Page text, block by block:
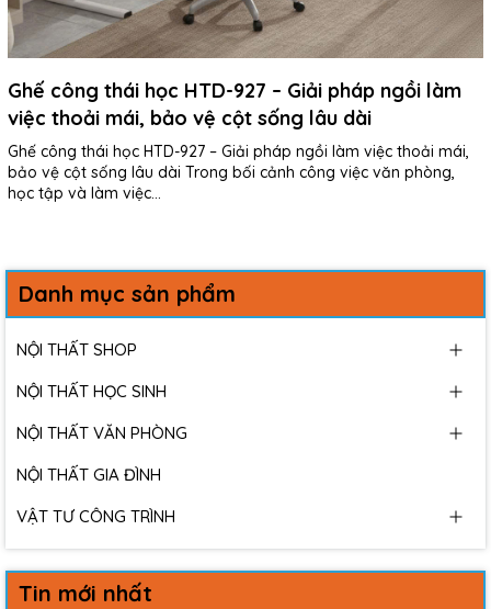
Ghế công thái học HTD-927 – Giải pháp ngồi làm
việc thoải mái, bảo vệ cột sống lâu dài
Ghế công thái học HTD-927 – Giải pháp ngồi làm việc thoải mái,
bảo vệ cột sống lâu dài Trong bối cảnh công việc văn phòng,
học tập và làm việc...
Danh mục sản phẩm
NỘI THẤT SHOP
NỘI THẤT HỌC SINH
NỘI THẤT VĂN PHÒNG
NỘI THẤT GIA ĐÌNH
VẬT TƯ CÔNG TRÌNH
Tin mới nhất